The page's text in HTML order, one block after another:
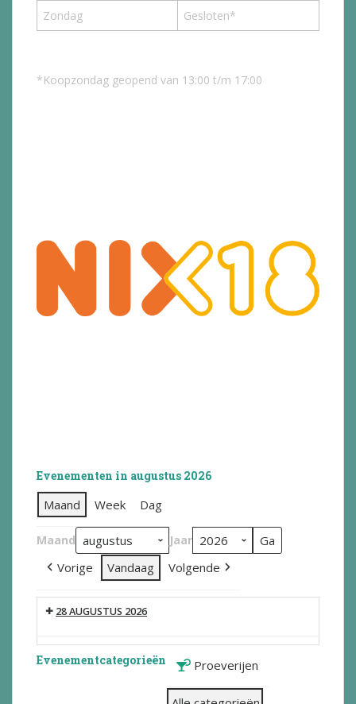
Zondag
Gesloten*
*Koopzondag geopend van 13:00 t/m 17:00
Evenementen in augustus 2026
Maand Week Dag
Maand Jaar
Vorige Vandaag Volgende
28 AUGUSTUS 2026
Evenementcategorieën Proeverijen